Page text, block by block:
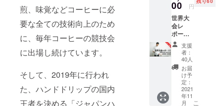
煎、味覚などコーヒーに必
要な全ての技術向上のため
に、毎年コーヒーの競技会
に出場し続けています。
そして、2019年に行われ
た、ハンドドリップの国内
王者を決める「ジャパンハ
ンが違
う可能
性があ
りま
す。 ご
支援い
ただい
た皆様
を思い
浮かべ
なが
ら、一
文字一
00 円
世界大
会レ
ポート
zoom報
告会 ・
大会実
績の報
告 ・3
度の延
期の
末、よ
支援
者：
40人
お届
け予
定：
2021
年11
月
こ